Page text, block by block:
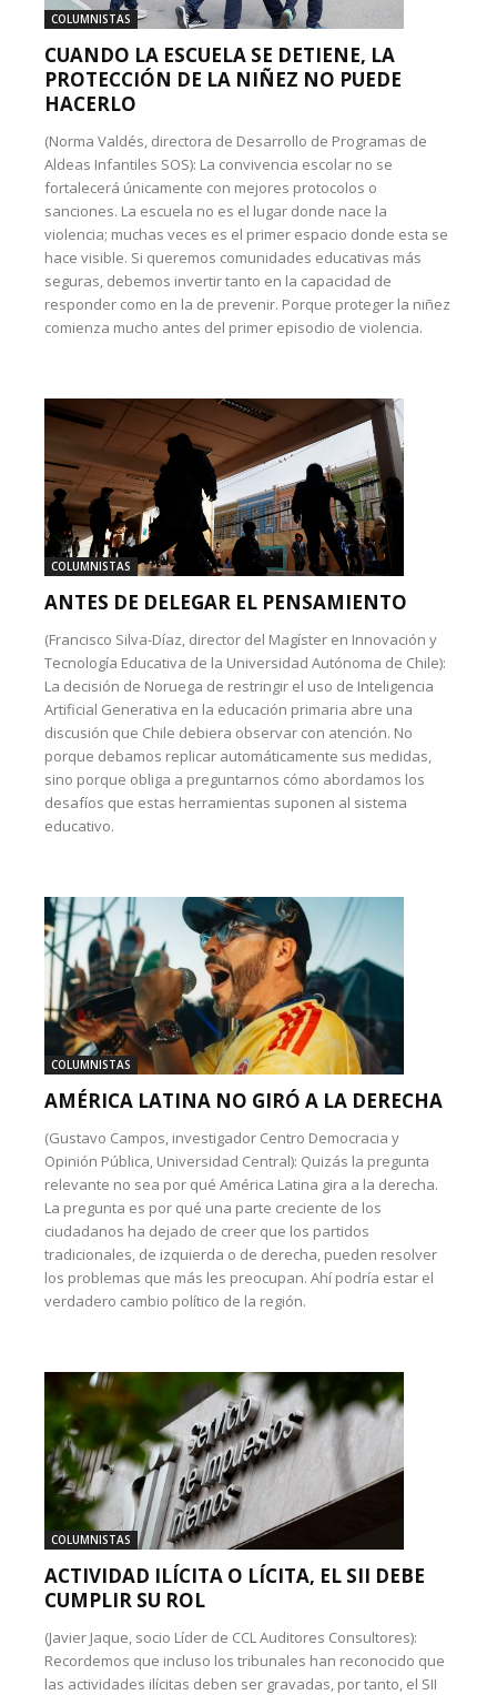
COLUMNISTAS
CUANDO LA ESCUELA SE DETIENE, LA
PROTECCIÓN DE LA NIÑEZ NO PUEDE
HACERLO
(Norma Valdés, directora de Desarrollo de Programas de
Aldeas Infantiles SOS): La convivencia escolar no se
fortalecerá únicamente con mejores protocolos o
sanciones. La escuela no es el lugar donde nace la
violencia; muchas veces es el primer espacio donde esta se
hace visible. Si queremos comunidades educativas más
seguras, debemos invertir tanto en la capacidad de
responder como en la de prevenir. Porque proteger la niñez
comienza mucho antes del primer episodio de violencia.
COLUMNISTAS
ANTES DE DELEGAR EL PENSAMIENTO
(Francisco Silva-Díaz, director del Magíster en Innovación y
Tecnología Educativa de la Universidad Autónoma de Chile):
La decisión de Noruega de restringir el uso de Inteligencia
Artificial Generativa en la educación primaria abre una
discusión que Chile debiera observar con atención. No
porque debamos replicar automáticamente sus medidas,
sino porque obliga a preguntarnos cómo abordamos los
desafíos que estas herramientas suponen al sistema
educativo.
COLUMNISTAS
AMÉRICA LATINA NO GIRÓ A LA DERECHA
(Gustavo Campos, investigador Centro Democracia y
Opinión Pública, Universidad Central): Quizás la pregunta
relevante no sea por qué América Latina gira a la derecha.
La pregunta es por qué una parte creciente de los
ciudadanos ha dejado de creer que los partidos
tradicionales, de izquierda o de derecha, pueden resolver
los problemas que más les preocupan. Ahí podría estar el
verdadero cambio político de la región.
COLUMNISTAS
ACTIVIDAD ILÍCITA O LÍCITA, EL SII DEBE
CUMPLIR SU ROL
(Javier Jaque, socio Líder de CCL Auditores Consultores):
Recordemos que incluso los tribunales han reconocido que
las actividades ilícitas deben ser gravadas, por tanto, el SII